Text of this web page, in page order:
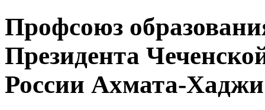
Профсоюз
Президента
России Ахмата-